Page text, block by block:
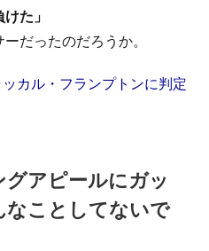
た」
だったのだろうか。
カル・フランプトンに判定
アピールにガッ
なことしてないで